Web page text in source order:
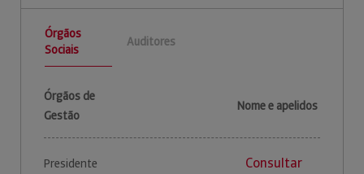
Órgãos
Sociais
Auditores
Órgãos de
Gestão
Nome e apelidos
Presidente Consultar